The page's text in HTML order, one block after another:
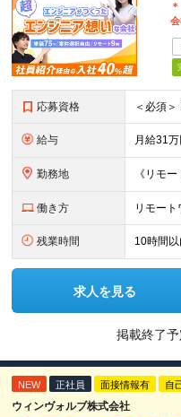
会
応募資格
給与
勤務地
働き方 リモート
残業時間 10時間以
求人を見る
掲載終了予
NEW 正社員 面接情報有 自
ウィンヴォルブ株式会社